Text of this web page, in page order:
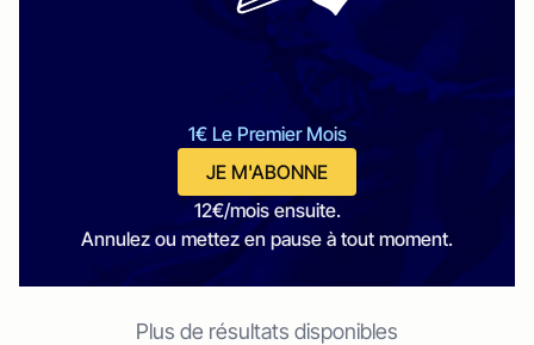
1€ Le Premier Mois
JE M'ABONNE
12€/mois ensuite.
Annulez ou mettez en pause à tout moment.
Plus de résultats disponibles